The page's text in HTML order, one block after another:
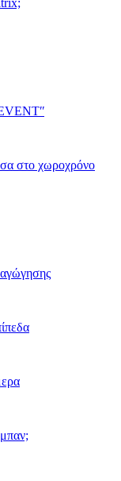
στο χωροχρόνο